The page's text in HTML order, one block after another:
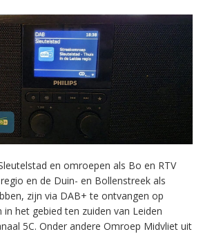
en omroepen als Bo en RTV
en de Duin- en Bollenstreek als
zijn via DAB+ te ontvangen op
het gebied ten zuiden van Leiden
5C. Onder andere Omroep Midvliet uit